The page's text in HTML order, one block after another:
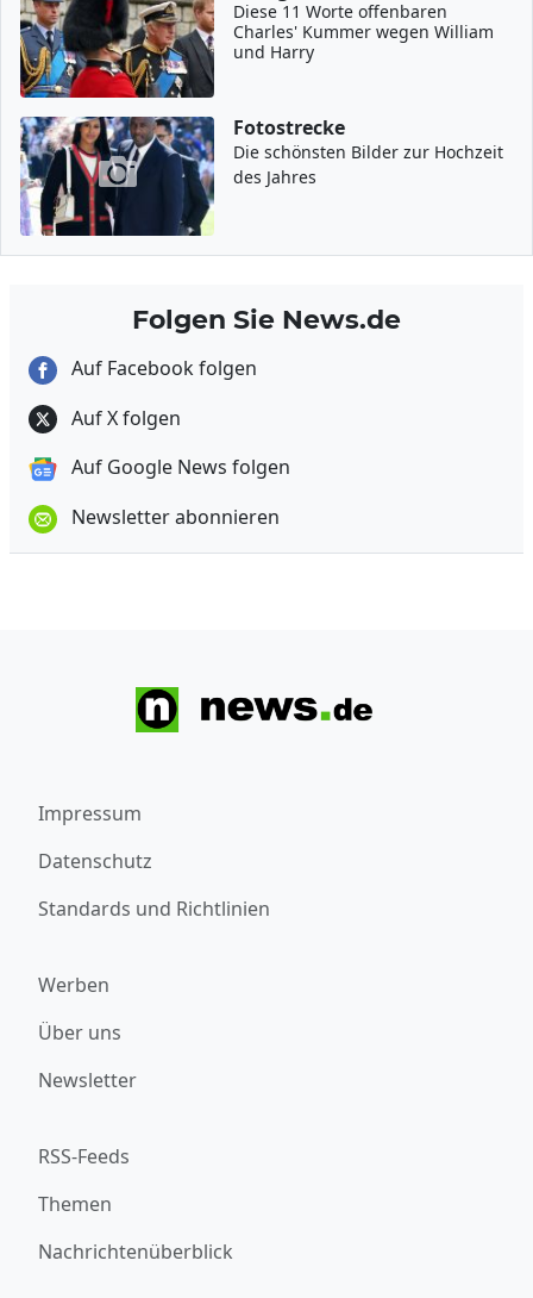
Diese 11 Worte offenbaren
Charles' Kummer wegen William
und Harry
Fotostrecke
Die schönsten Bilder zur Hochzeit
des Jahres
Folgen Sie News.de
Auf Facebook folgen
Auf X folgen
Auf Google News folgen
Newsletter abonnieren
Impressum
Datenschutz
Standards und Richtlinien
Werben
Über uns
Newsletter
RSS-Feeds
Themen
Nachrichtenüberblick